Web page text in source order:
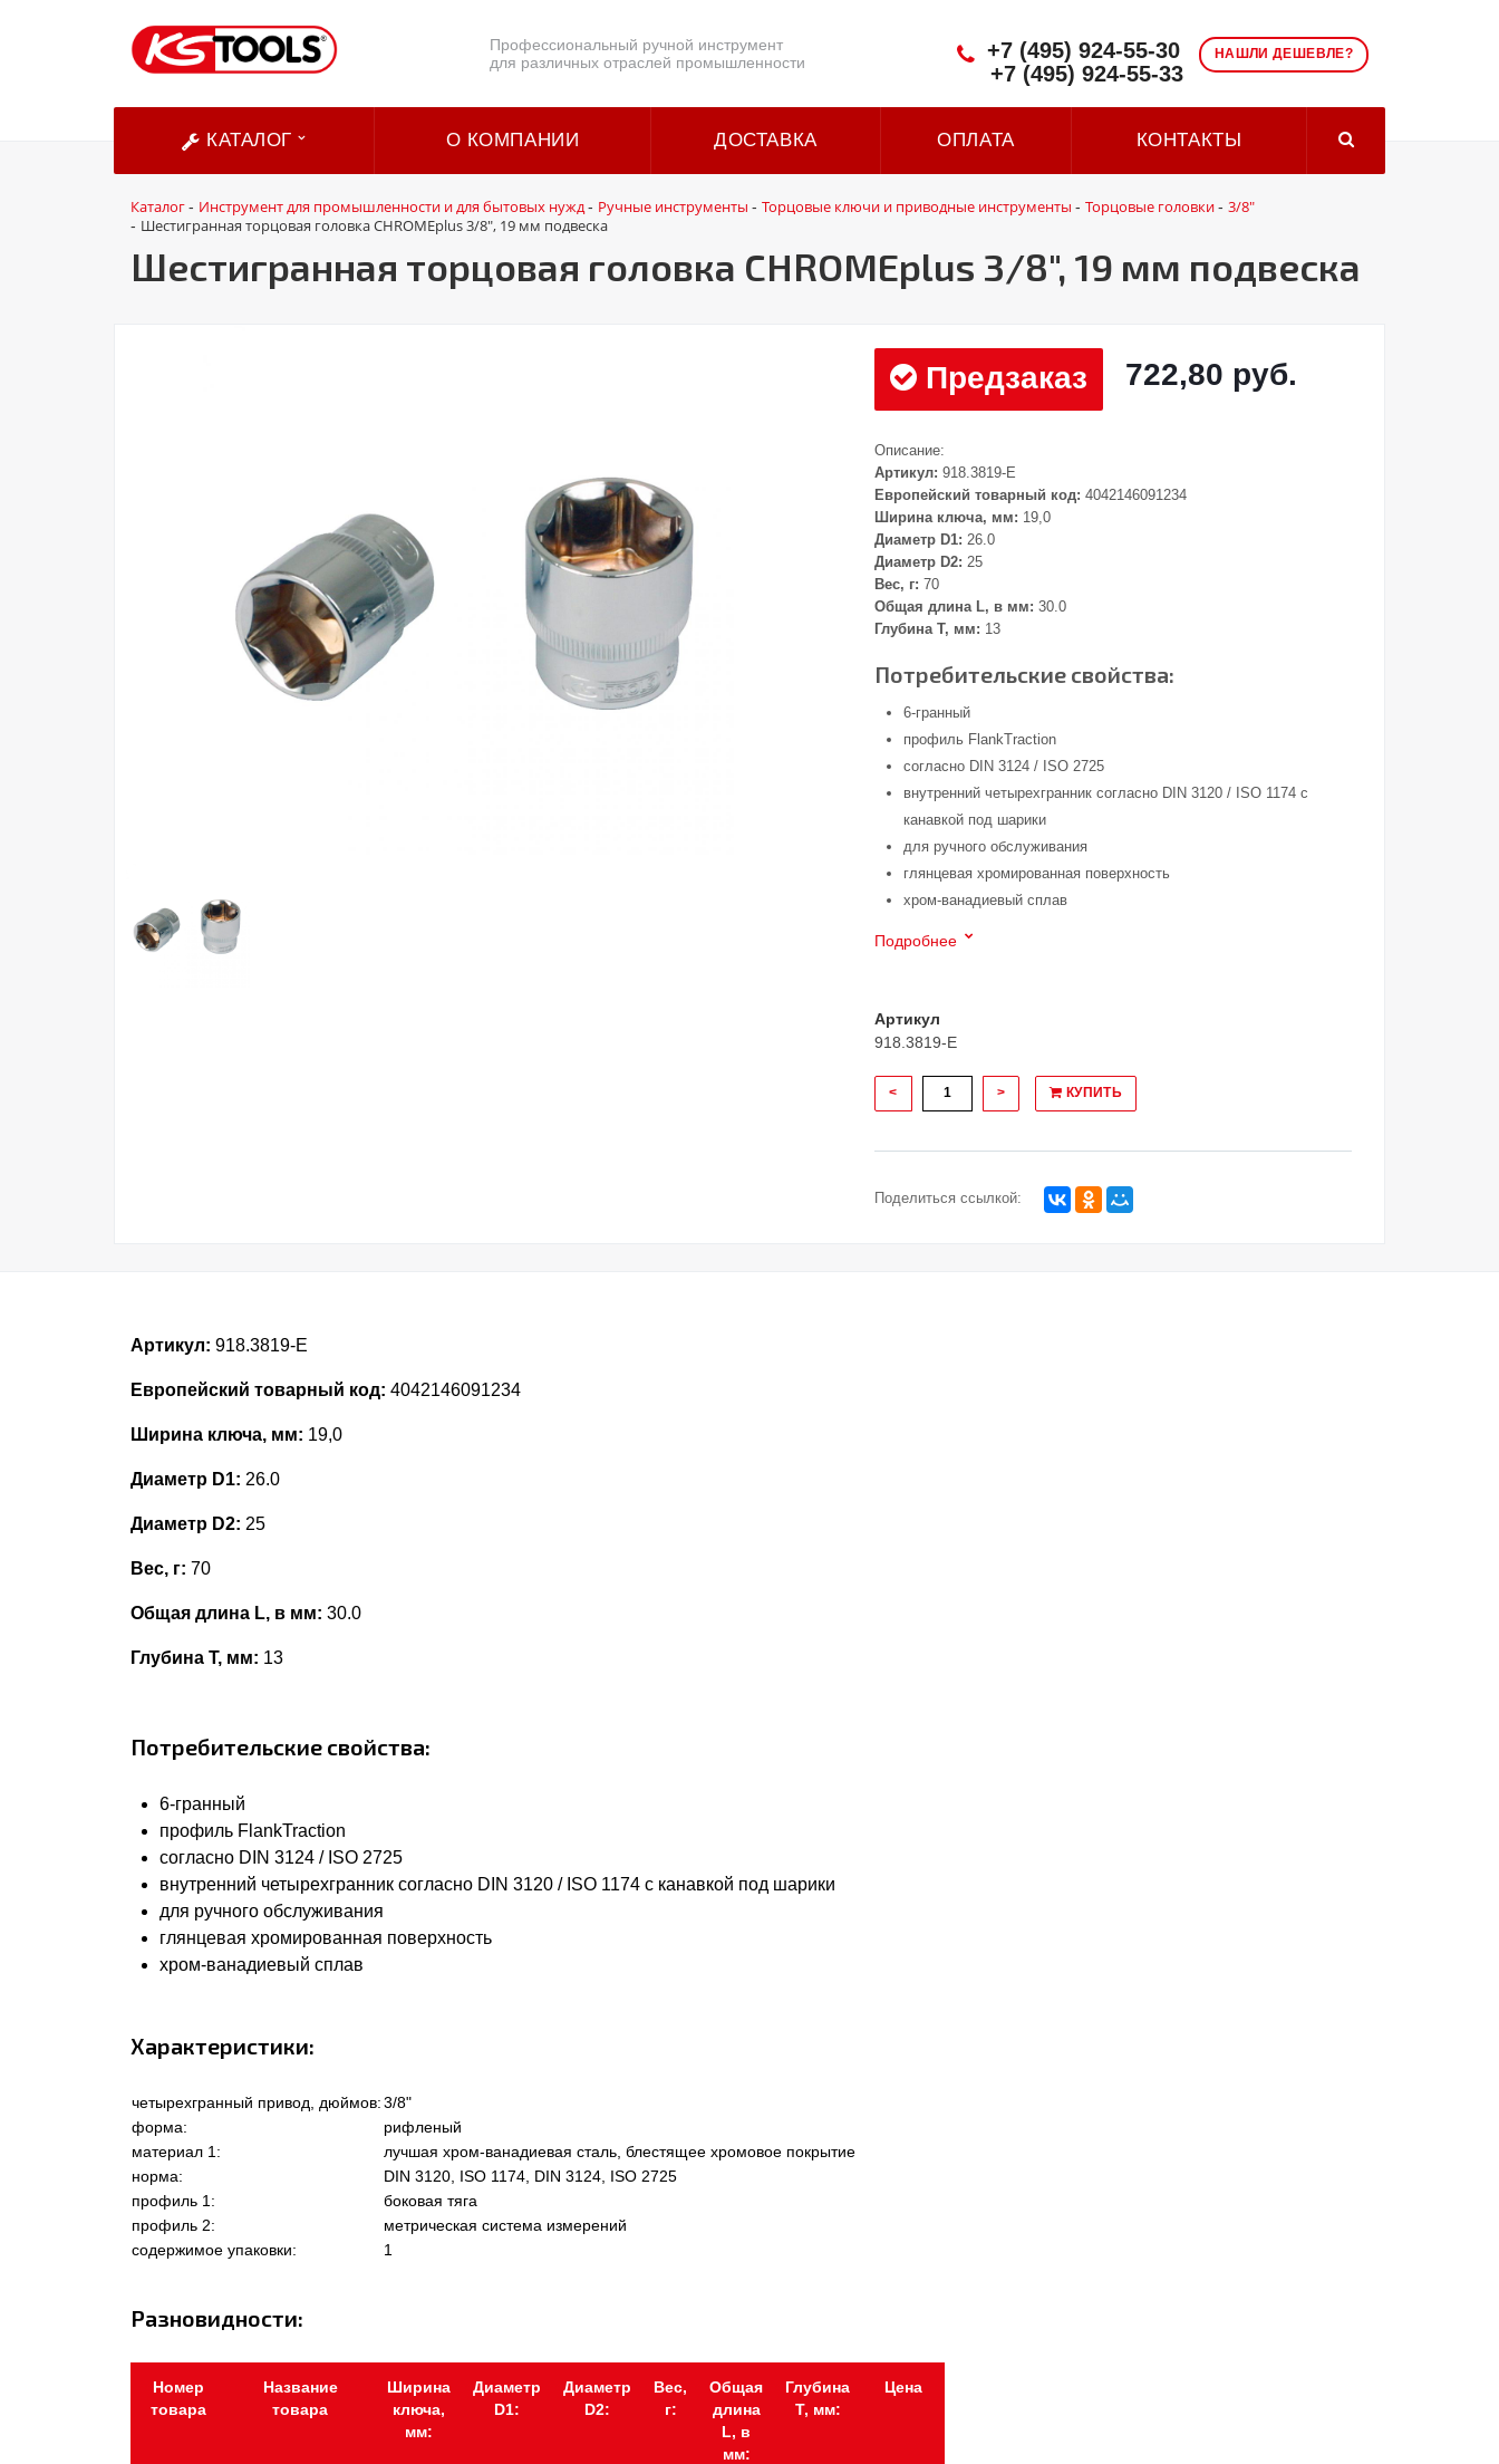
Профессиональный ручной инструмент
для различных отраслей промышленности
НАШЛИ ДЕШЕВЛЕ?
+7 (495) 924-55-30
+7 (495) 924-55-33
КАТАЛОГ О КОМПАНИИ ДОСТАВКА ОПЛАТА КОНТАКТЫ
Каталог- Инструмент для промышленности и для бытовых нужд- Ручные инструменты - Торцовые ключи и приводные инструменты - Торцовые головки- 3/8"
- Шестигранная торцовая головка CHROMEplus 3/8", 19 мм подвеска
Шестигранная торцовая головка CHROMEplus 3/8", 19 мм подвеска
Предзаказ 722,80 руб.
Описание:
Артикул: 918.3819-E
Европейский товарный код: 4042146091234
Ширина ключа, мм: 19,0
Диаметр D1: 26.0
Диаметр D2: 25
Вес, г: 70
Общая длина L, в мм: 30.0
Глубина Т, мм: 13
Потребительские свойства:
6-гранный
профиль FlankTraction
согласно DIN 3124 / ISO 2725
внутренний четырехгранник согласно DIN 3120 / ISO 1174 с
канавкой под шарики
для ручного обслуживания
глянцевая хромированная поверхность
хром-ванадиевый сплав
Подробнее
Артикул
918.3819-E
< > КУПИТЬ
Поделиться ссылкой:
Артикул: 918.3819-E
Европейский товарный код: 4042146091234
Ширина ключа, мм: 19,0
Диаметр D1: 26.0
Диаметр D2: 25
Вес, г: 70
Общая длина L, в мм: 30.0
Глубина Т, мм: 13
Потребительские свойства:
6-гранный
профиль FlankTraction
согласно DIN 3124 / ISO 2725
внутренний четырехгранник согласно DIN 3120 / ISO 1174 с канавкой под шарики
для ручного обслуживания
глянцевая хромированная поверхность
хром-ванадиевый сплав
Характеристики:
четырехгранный привод, дюймов:3/8"
форма:
рифленый
материал 1:
лучшая хром-ванадиевая сталь, блестящее хромовое покрытие
норма:
DIN 3120, ISO 1174, DIN 3124, ISO 2725
профиль 1:
боковая тяга
профиль 2:
метрическая система измерений
содержимое упаковки:
1
Разновидности:
Номер
товара
Название
товара
Ширина
ключа,
мм:
Диаметр
D1:
Диаметр
D2:
Вес,
г:
Общая
длина
L, в
мм:
Глубина
Т, мм:
Цена